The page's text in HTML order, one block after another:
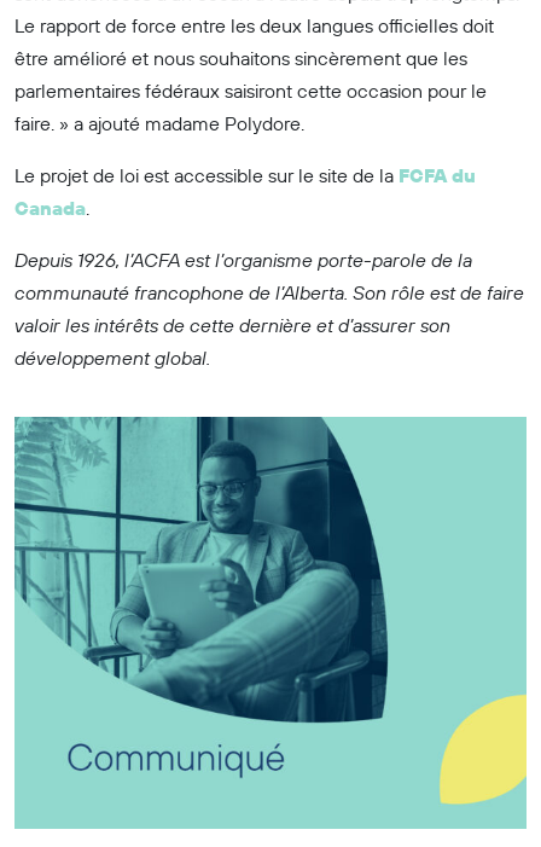
Le rapport de force entre les deux langues officielles doit
être amélioré et nous souhaitons sincèrement que les
parlementaires fédéraux saisiront cette occasion pour le
faire. » a ajouté madame Polydore.
Le projet de loi est accessible sur le site de la FCFA du
Canada.
Depuis 1926, l’ACFA est l’organisme porte-parole de la
communauté francophone de l’Alberta. Son rôle est de faire
valoir les intérêts de cette dernière et d’assurer son
développement global.